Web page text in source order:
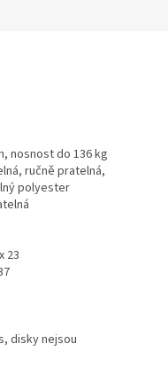
nosnost do 136 kg
ručně pratelná,
polyester
23
disky nejsou